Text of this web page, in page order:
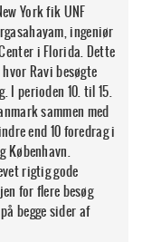
York fik UNF
ingeniør
i Florida. Dette
Ravi besøgte
I perioden 10. til 15.
sammen med
end 10 foredrag i
København.
rigtig gode
for flere besøg
begge sider af